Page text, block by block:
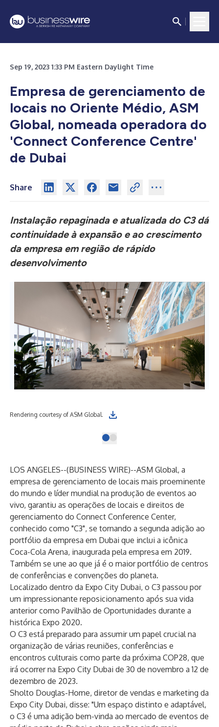
Sep 19, 2023 1:33 PM Eastern Daylight Time
Empresa de gerenciamento de
locais no Oriente Médio, ASM
Global, nomeada operadora do
'Connect Conference Centre'
de Dubai
Share
Instalação repaginada e atualizada do C3 dá
continuidade à expansão e ao crescimento
da empresa em região de rápido
desenvolvimento
Rendering courtesy of ASM Global.
LOS ANGELES--(BUSINESS WIRE)--ASM Global, a
empresa de gerenciamento de locais mais proeminente
do mundo e líder mundial na produção de eventos ao
vivo, garantiu as operações de locais e direitos de
gerenciamento do Connect Conference Center,
conhecido como "C3", se tornando a segunda adição ao
portfólio da empresa em Dubai que inclui a icônica
Coca-Cola Arena, inaugurada pela empresa em 2019.
Também se une ao que já é o maior portfólio de centros
de conferências e convenções do planeta.
Localizado dentro da Expo City Dubai, o C3 passou por
um impressionante reposicionamento após sua vida
anterior como Pavilhão de Oportunidades durante a
histórica Expo 2020.
O C3 está preparado para assumir um papel crucial na
organização de várias reuniões, conferências e
encontros culturais como parte da próxima COP28, que
irá ocorrer na Expo City Dubai de 30 de novembro a 12 de
dezembro de 2023.
Sholto Douglas-Home, diretor de vendas e marketing da
Expo City Dubai, disse: "Um espaço distinto e adaptável,
o C3 é uma adição bem-vinda ao mercado de eventos de